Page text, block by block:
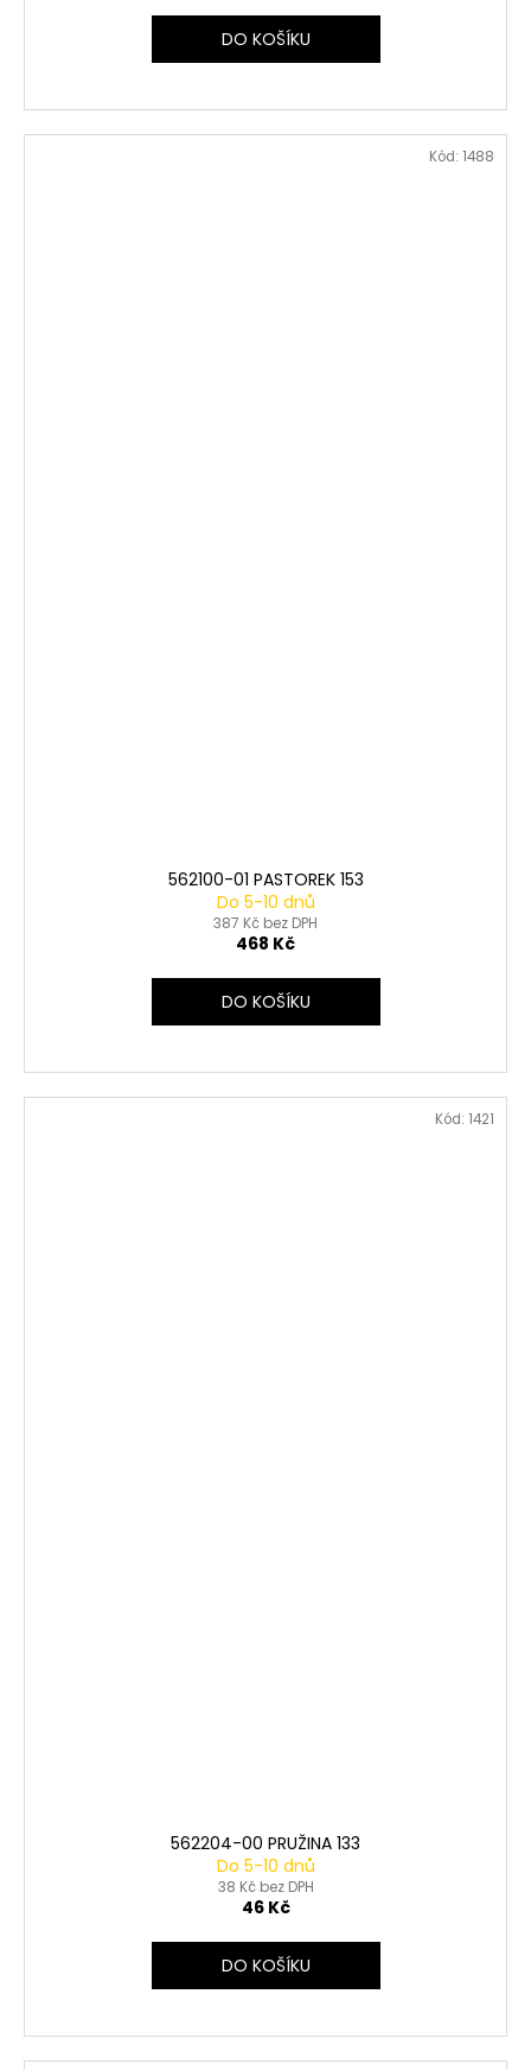
DO KOŠÍKU
562100-01 PASTOREK 153
Do 5-10 dnů
387 Kč bez DPH
468 Kč
DO KOŠÍKU
Kód: 1488
562204-00 PRUŽINA 133
Do 5-10 dnů
38 Kč bez DPH
46 Kč
DO KOŠÍKU
Kód: 1421